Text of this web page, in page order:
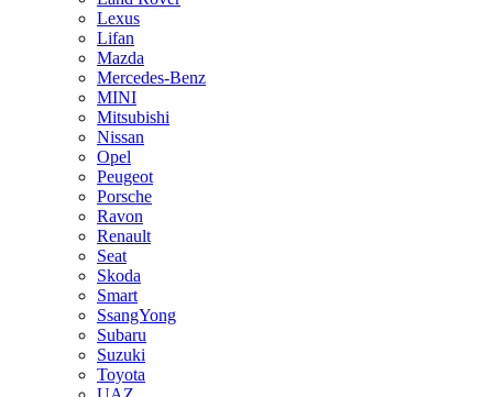
Lexus
Lifan
Mazda
Mercedes-Benz
MINI
Mitsubishi
Nissan
Opel
Peugeot
Porsche
Ravon
Renault
Seat
Skoda
Smart
SsangYong
Subaru
Suzuki
Toyota